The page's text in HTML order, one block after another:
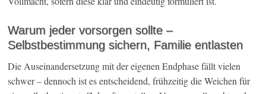
Warum jeder vorsorgen sollte –
Selbstbestimmung sichern, Familie entlasten
Die Auseinandersetzung mit der eigenen Endphase fällt vielen
schwer – dennoch ist es entscheidend, frühzeitig die Weichen für